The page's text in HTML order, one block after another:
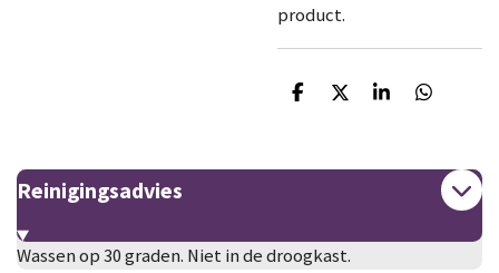
product.
D
n
D
S
e
D
n
Reinigingsadvies
Wassen op 30 graden. Niet in de droogkast.